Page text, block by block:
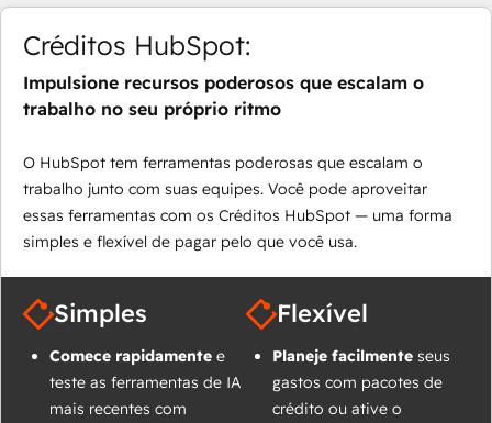
Créditos HubSpot:
Impulsione recursos poderosos que escalam o
trabalho no seu próprio ritmo
O HubSpot tem ferramentas poderosas que escalam o
trabalho junto com suas equipes. Você pode aproveitar
essas ferramentas com os Créditos HubSpot — uma forma
simples e flexível de pagar pelo que você usa.
Simples
Comece rapidamente e
teste as ferramentas de IA
mais recentes com
Flexível
Planeje facilmente seus
gastos com pacotes de
crédito ou ative o